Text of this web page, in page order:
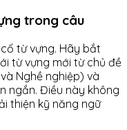
trong câu
từ vựng. Hãy bắt
từ vựng mới từ chủ đề
Nghề nghiệp) và
ngắn. Điều này không
thiện kỹ năng ngữ